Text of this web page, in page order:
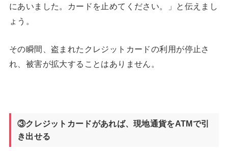
にあいました。カードを止めてください。」と伝えまし
ょう。
その瞬間、盗まれたクレジットカードの利用が停止さ
れ、被害が拡大することはありません。
③クレジットカードがあれば、現地通貨をATMで引
き出せる